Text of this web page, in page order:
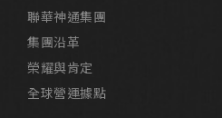
聯華神通集團
集團沿革
榮耀與肯定
全球營運據點